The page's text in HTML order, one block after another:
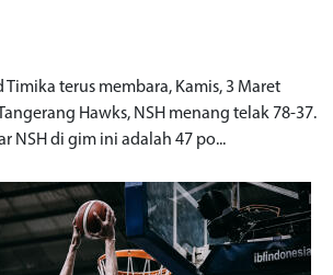
Timika terus membara, Kamis, 3 Maret
Hawks, NSH menang telak 78-37.
NSH di gim ini adalah 47 po...